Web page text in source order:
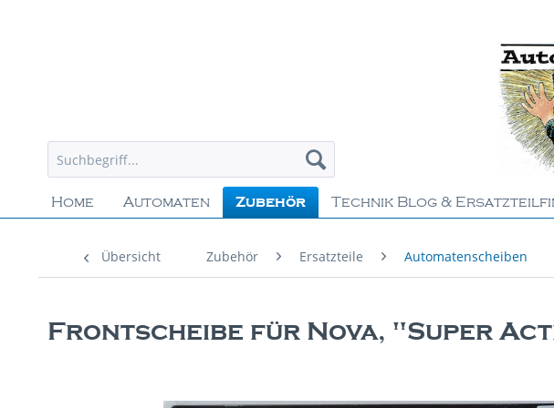
Home Automaten Zubehör Technik Blog &
Übersicht Zubehör Ersatzteile Automatenscheiben
Frontscheibe für Nova, "Super